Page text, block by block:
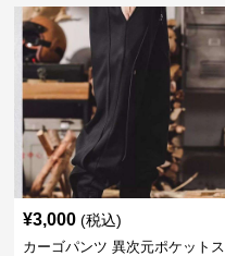
¥3,000 (税込)
カーゴパンツ 異次元ポケットス